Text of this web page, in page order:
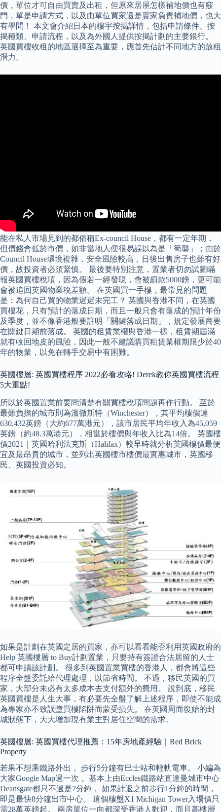
價，單位才可自由買賣及出租，但原來居屋怎樣補地價也有竅
門，單是申請方式，以及由單位買家還是賣家負責補地價，也大
有學問！ 本文會介紹日本的樓宇按揭詳情，包括申請條件、按
揭種類、申請流程，以及為外國人提供按揭計劃的主要銀行。
英國買樓收租的地區選擇至為重要，應首先估計不同地方的放租
潛力。
能在私人市場見到的都俗稱Ex-council House，都有一定年期，
但價錢會低於市價，如非當地人便很易誤以為是「筍盤」；由於
Council House環境複雜，安全風險較高，日後出售房子也難有好
價，故投資者必須緊慎。 最後要特別注意，置業者切勿試圖瞞
報英國買樓稅項，因為假若一經發現，會被罰款5000鎊，更可能
會被追回英國物業稅差額。 在英國買一手樓，最常見的問題
是：為何自己買的物業遲遲未完工？ 英國與香港不同，在英國
買樓花，只有預計的落成日期，而且一般只會有落成的預計年份
及季度，並不像香港般要註明「關鍵落成日期」，規定發展商要
在關鍵日期前落成。 英國的租賃業權與香港一樣，租賃期屆滿
就有收回地皮的風險，因此一般不建議購買租賃業權期限少於40
年的物業，以免在轉手交易中有困難。
英國樓層: 英國買樓程序 2022必看攻略! Derek教你英國買樓流程
5大重點!
所以於英國置業前要問清楚有關買樓稅項問題再作行動。 至於
最難負擔的城市則為溫徹斯特（Winchester），其平均樓價達
630,432英鎊（大約677萬港元），該市居民平均年收入為45,059
英鎊（約48.3萬港元），相當於樓價與年收入比為1​​4倍。 英國樓
價2021｜英國哈利法克斯（Halifax）較早時就分析英國樓價最便
宜及最昂貴的城市，並列出英國樓市樓價最實惠城市，英國移
民、英國投資必知。
如果是計劃在英國定居的買家，亦可以看看能否利用英國政府的
Help 英國樓層 to Buy計劃置業，只要持有簽證合法居留的人士
都可申請該計劃。 很多到英國置業買樓的香港人，都會將這些
程序全盤委託給代理處理，以節省時間。 不過，移民英國的買
家，大部分未必有太多成本去支付額外的費用。 說到底，移民
英國買樓是人生大事，有必要先全盤了解上述程序，即使不能成
為專家亦不致誤墮買樓陷阱而蒙受損失。 在英國周而復始的封
城狀態下，大大增加現有業主對居住空間的需求。
英國樓層: 英國買樓代理推薦：15年房地產經驗｜Red Brick
Property
若果不想乘鐵路外出， 步行5分鐘有巴士站和輕軌電車。 小編為
大家Google Map過一次， 基本上由Eccles鐵路站直達曼城市中心
Deansgate都只不過是7分鐘， 如果計返之前步行1分鐘的時間，
即是最快8分鐘出市中心。 這個樓盤X1 Michigan Tower入場價只
需28萬英鎊起。 兩房單位一向都深受香港人歡迎，而且高樓層